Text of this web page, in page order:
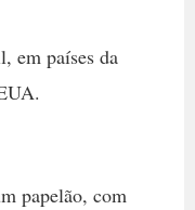
em países da
papelão, com